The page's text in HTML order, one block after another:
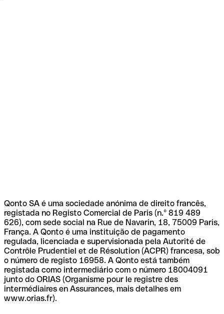
Qonto SA é uma sociedade anónima de direito francês,
registada no Registo Comercial de Paris (n.º 819 489
626), com sede social na Rue de Navarin, 18, 75009 Paris,
França. A Qonto é uma instituição de pagamento
regulada, licenciada e supervisionada pela Autorité de
Contrôle Prudentiel et de Résolution (ACPR) francesa, sob
o número de registo 16958. A Qonto está também
registada como intermediário com o número 18004091
junto do ORIAS (Organisme pour le registre des
intermédiaires en Assurances, mais detalhes em
www.orias.fr).